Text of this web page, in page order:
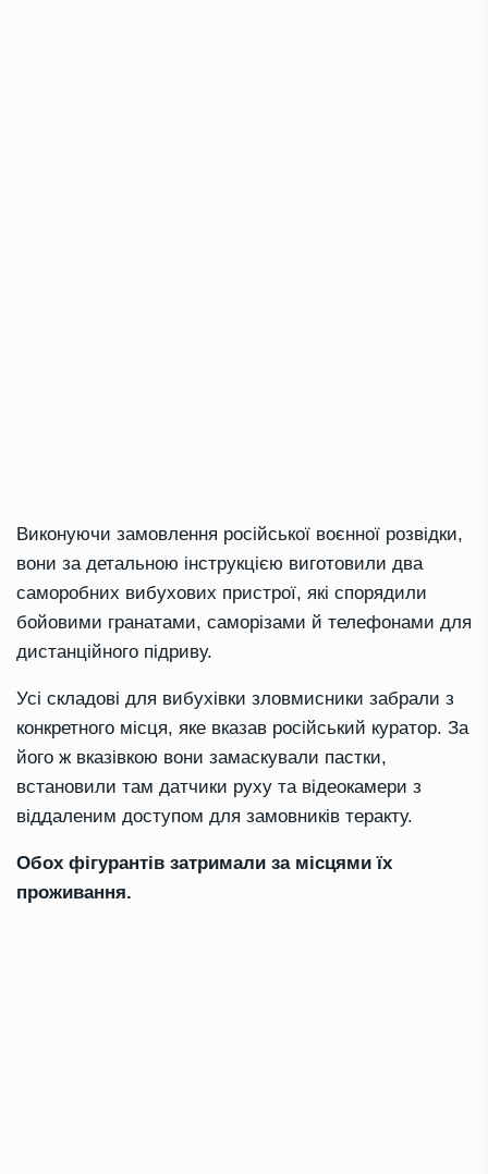
Виконуючи замовлення російської воєнної розвідки,
вони за детальною інструкцією виготовили два
саморобних вибухових пристрої, які спорядили
бойовими гранатами, саморізами й телефонами для
дистанційного підриву.
Усі складові для вибухівки зловмисники забрали з
конкретного місця, яке вказав російський куратор. За
його ж вказівкою вони замаскували пастки,
встановили там датчики руху та відеокамери з
віддаленим доступом для замовників теракту.
Обох фігурантів затримали за місцями їх
проживання.